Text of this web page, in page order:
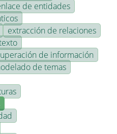
de entidades
extracción de relaciones
de información
de temas